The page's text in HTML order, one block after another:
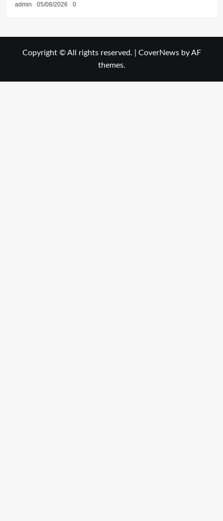
admin 05/08/2026 0
Copyright © All rights reserved. CoverNewsby AF
themes.